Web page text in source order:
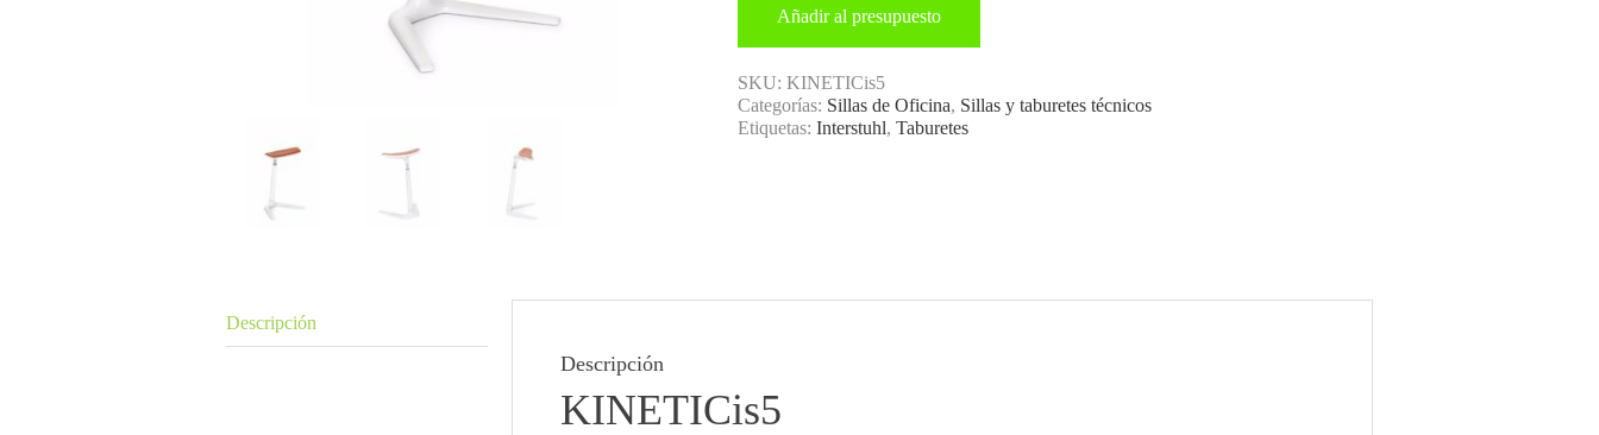
Añadir al presupuesto
SKU:KINETICis5
Categorías: Sillas de Oficina, Sillas y taburetes técnicos
Etiquetas:Interstuhl,Taburetes
Descripción
Descripción
KINETICis5